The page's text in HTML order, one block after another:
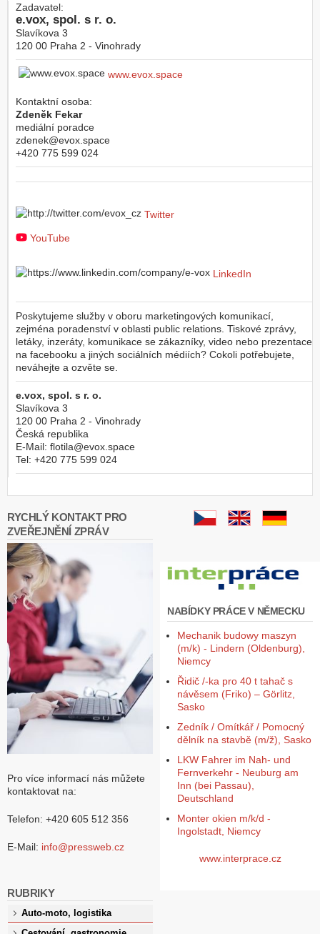
Zadavatel:
e.vox, spol. s r. o.
Slavíkova 3
120 00 Praha 2 - Vinohrady
www.evox.space
Kontaktní osoba:
Zdeněk Fekar
mediální poradce
zdenek@evox.space
+420 775 599 024
Twitter
YouTube
LinkedIn
Poskytujeme služby v oboru marketingových komunikací,
zejména poradenství v oblasti public relations. Tiskové zprávy,
letáky, inzeráty, komunikace se zákazníky, video nebo prezentace
na facebooku a jiných sociálních médiích? Cokoli potřebujete,
neváhejte a ozvěte se.
e.vox, spol. s r. o.
Slavíkova 3
120 00 Praha 2 - Vinohrady
Česká republika
E-Mail: flotila@evox.space
Tel: +420 775 599 024
RYCHLÝ KONTAKT PRO
ZVEŘEJNĚNÍ ZPRÁV
Pro více informací nás můžete
kontaktovat na:
Telefon: +420 605 512 356
E-Mail: info@pressweb.cz
RUBRIKY
Auto-moto, logistika
NABÍDKY PRÁCE V NĚMECKU
Mechanik budowy maszyn
(m/k) - Lindern (Oldenburg),
Niemcy
Řidič /-ka pro 40 t tahač s
návěsem (Friko) – Görlitz,
Sasko
Zedník / Omítkář / Pomocný
dělník na stavbě (m/ž), Sasko
LKW Fahrer im Nah- und
Fernverkehr - Neuburg am
Inn (bei Passau),
Deutschland
Monter okien m/k/d -
Ingolstadt, Niemcy
www.interprace.cz